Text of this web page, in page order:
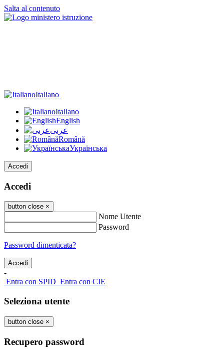
Salta al contenuto
Italiano
Italiano
English
عربى
Română
Українська
Accedi
Accedi
button close ×
Nome Utente
Password
Password dimenticata?
-
Entra con SPID Entra con CIE
Seleziona utente
button close ×
Recupero password